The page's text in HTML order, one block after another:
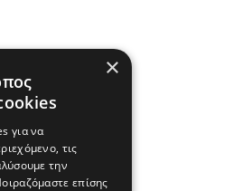
×
για να
τις
την
επίσης